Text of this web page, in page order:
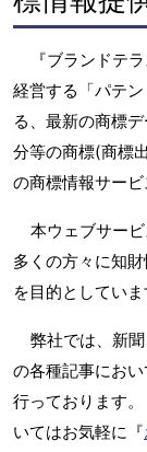
『ブランドテ
経営する「パテ
る、最新の商標
分等の商標(商標
の商標情報サービ
本ウェブサー
多くの方々に知
を目的としていま
弊社では、新
の各種記事にお
行っております
いてはお気軽に『